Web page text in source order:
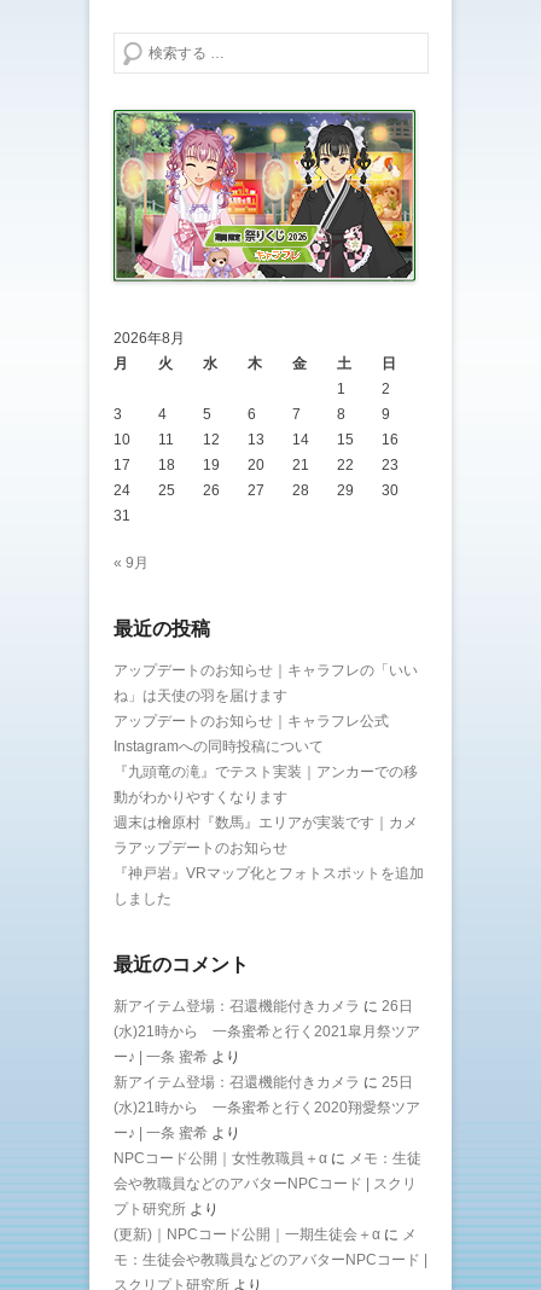
検索する
2026年8月
月
火 水 木 金 土
日
1
2
3
4 5 6 7 8
9
10
11 12 13 14 15
16
17
18 19 20 21 22
23
24
25 26 27 28 29
30
31
« 9月
最近の投稿
アップデートのお知らせ｜キャラフレの「いい
ね」は天使の羽を届けます
アップデートのお知らせ｜キャラフレ公式
Instagramへの同時投稿について
『九頭竜の滝』でテスト実装｜アンカーでの移
動がわかりやすくなります
週末は檜原村『数馬』エリアが実装です｜カメ
ラアップデートのお知らせ
『神戸岩』VRマップ化とフォトスポットを追加
しました
最近のコメント
新アイテム登場：召還機能付きカメラ に 26日
(水)21時から 一条蜜希と行く2021皐月祭ツア
ー♪ | 一条 蜜希 より
新アイテム登場：召還機能付きカメラ に 25日
(水)21時から 一条蜜希と行く2020翔愛祭ツア
ー♪ | 一条 蜜希 より
NPCコード公開｜女性教職員＋α に メモ：生徒
会や教職員などのアバターNPCコード | スクリ
プト研究所 より
(更新)｜NPCコード公開｜一期生徒会＋α に メ
モ：生徒会や教職員などのアバターNPCコード |
スクリプト研究所 より